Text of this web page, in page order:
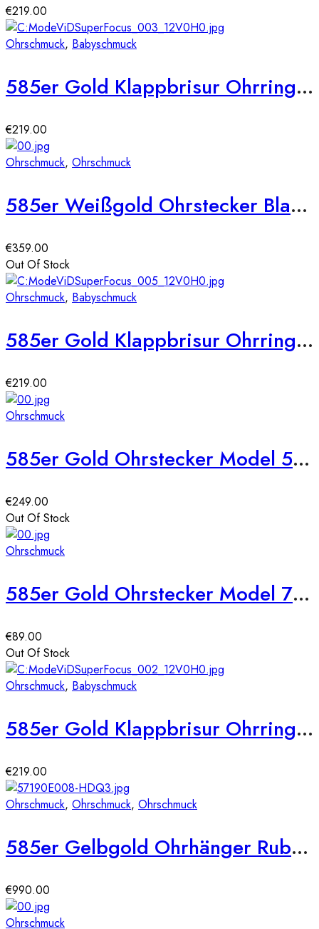
€219.00
Ohrschmuck, Babyschmuck
585er Gold Klappbrisur Ohrringe Herz Model
€219.00
Ohrschmuck, Ohrschmuck
585er Weißgold Ohrstecker Blautopas Krappenfassung – 1,74ct.
€359.00
Out Of Stock
Ohrschmuck, Babyschmuck
585er Gold Klappbrisur Ohrringe Herz Model 3
€219.00
Ohrschmuck
585er Gold Ohrstecker Model 5 Blume
€249.00
Out Of Stock
Ohrschmuck
585er Gold Ohrstecker Model 7 Kreis
€89.00
Out Of Stock
Ohrschmuck, Babyschmuck
585er Gold Klappbrisur Ohrringe Blume Model 2
€219.00
Ohrschmuck, Ohrschmuck, Ohrschmuck
585er Gelbgold Ohrhänger Rubin 0,60ct. tropfenform und 40 x Diamanten 0,11ct.
€990.00
Ohrschmuck